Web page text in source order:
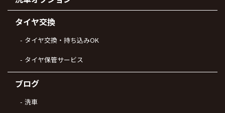
タイヤ交換
タイヤ交換・持ち込みOK
タイヤ保管サービス
ブログ
洗車